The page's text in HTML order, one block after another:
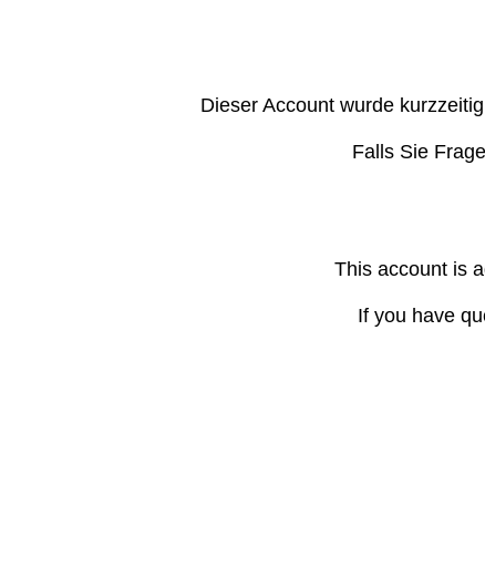
Dieser Account wurde
Falls Sie
This account is
If you have